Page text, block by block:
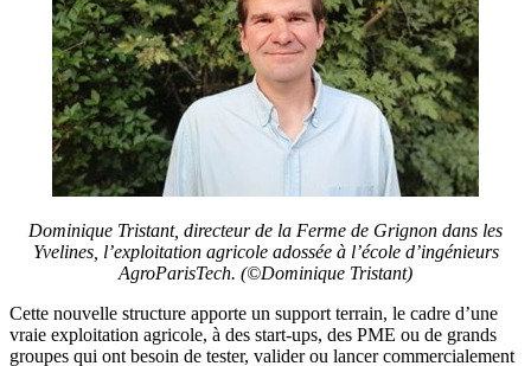
Dominique Tristant, directeur de la Ferme de Grignon dans les
Yvelines, l’exploitation agricole adossée à l’école d’ingénieurs
AgroParisTech. (©Dominique Tristant)
Cette nouvelle structure apporte un support terrain, le cadre d’une
vraie exploitation agricole, à des start-ups, des PME ou de grands
groupes qui ont besoin de tester, valider ou lancer commercialement